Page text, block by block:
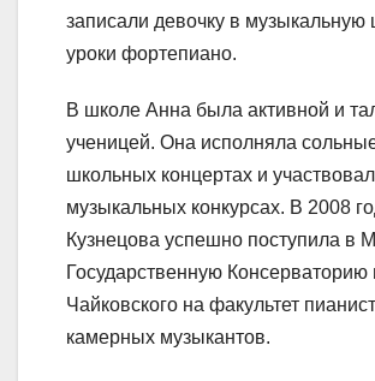
записали девочку в музыкальную
уроки фортепиано.
В школе Анна была активной и
ученицей. Она исполняла
школьных концертах и
музыкальных конкурсах. В 2008
Кузнецова успешно поступила в
Государственную
Чайковского на факультет
камерных музыкантов.